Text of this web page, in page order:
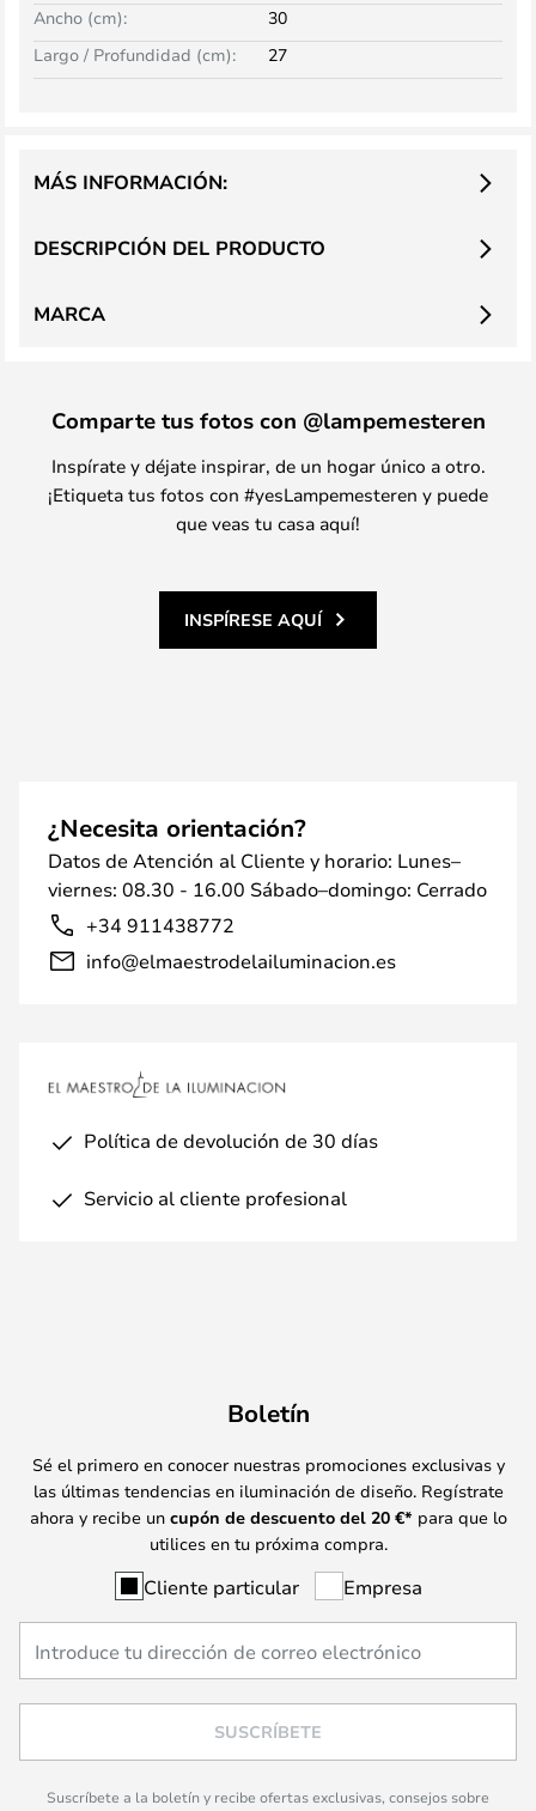
Ancho (cm):
30
Largo / Profundidad (cm):
27
DESCRIPCIÓN DEL PRODUCTO
MÁS INFORMACIÓN:
MARCA
Comparte tus fotos con @lampemesteren
Inspírate y déjate inspirar, de un hogar único a otro.
¡Etiqueta tus fotos con #yesLampemesteren y puede
que veas tu casa aquí!
INSPÍRESE AQUÍ
¿Necesita orientación?
Datos de Atención al Cliente y horario: Lunes–
viernes: 08.30 - 16.00 Sábado–domingo: Cerrado
+34 911438772
info@elmaestrodelailuminacion.es
Política de devolución de 30 días
Servicio al cliente profesional
Boletín
Sé el primero en conocer nuestras promociones exclusivas y
las últimas tendencias en iluminación de diseño. Regístrate
ahora y recibe un cupón de descuento del 20 €* para que lo
utilices en tu próxima compra.
Cliente particular Empresa
SUSCRÍBETE
Suscríbete a la boletín y recibe ofertas exclusivas, consejos sobre